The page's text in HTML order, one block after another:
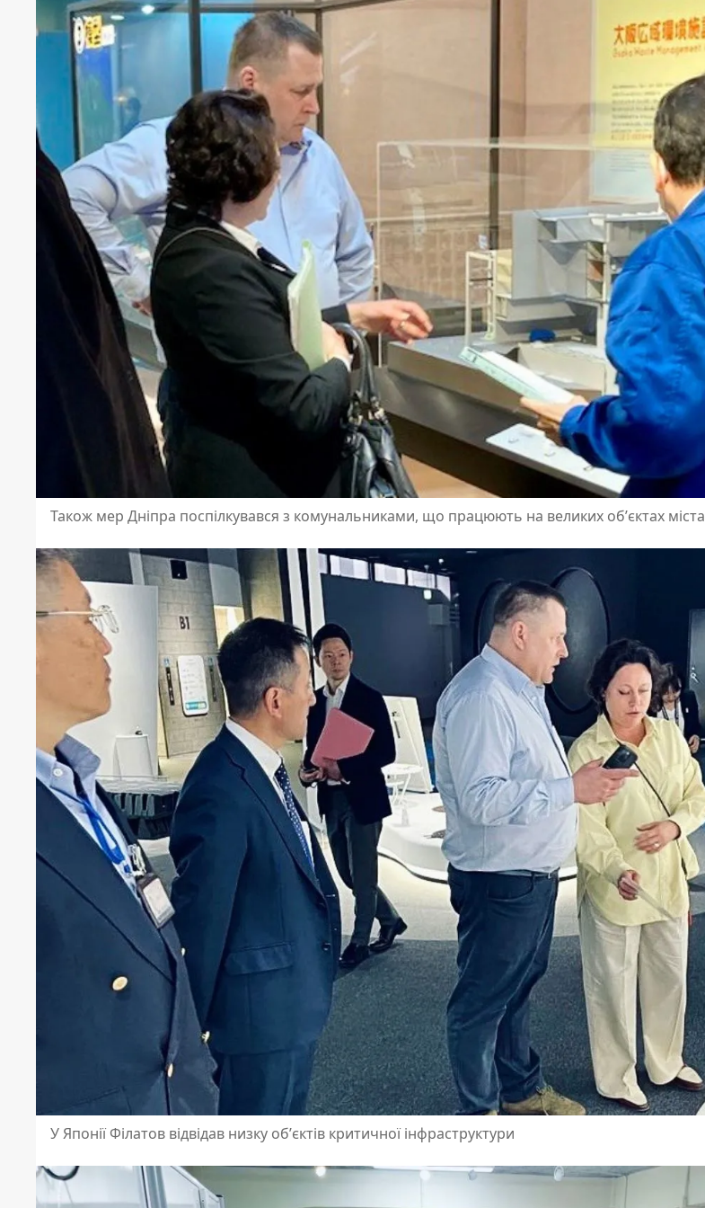
Також мер Дніпра поспілкувався з комунальниками, що працюють на великих обʼєктах міста
У Японії Філатов відвідав низку обʼєктів критичної інфраструктури